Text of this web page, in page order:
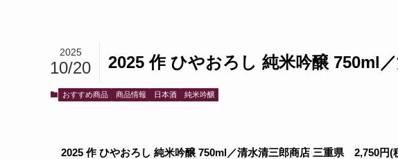
2025 作 ひやおろし 純米吟醸 750ml
2025
10/20
おすすめ商品 商品情報 日本酒 純米吟醸
2025 作 ひやおろし 純米吟醸 750ml／清水清三郎商店 三重県 2,750円(